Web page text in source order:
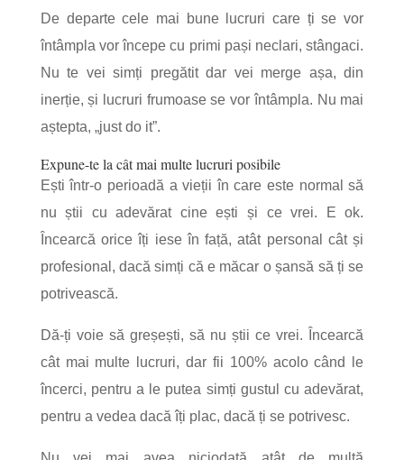
De departe cele mai bune lucruri care ți se vor
întâmpla vor începe cu primi pași neclari, stângaci.
Nu te vei simți pregătit dar vei merge așa, din
inerție, și lucruri frumoase se vor întâmpla. Nu mai
aștepta, „just do it”.
Expune-te la cât mai multe lucruri posibile
Ești într-o perioadă a vieții în care este normal să
nu știi cu adevărat cine ești și ce vrei. E ok.
Încearcă orice îți iese în față, atât personal cât și
profesional, dacă simți că e măcar o șansă să ți se
potrivească.
Dă-ți voie să greșești, să nu știi ce vrei. Încearcă
cât mai multe lucruri, dar fii 100% acolo când le
încerci, pentru a le putea simți gustul cu adevărat,
pentru a vedea dacă îți plac, dacă ți se potrivesc.